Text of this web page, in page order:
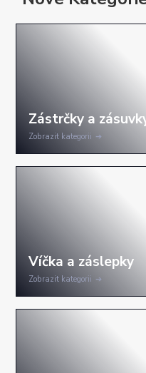
Zobrazit kategorii
Zobrazit kategorii